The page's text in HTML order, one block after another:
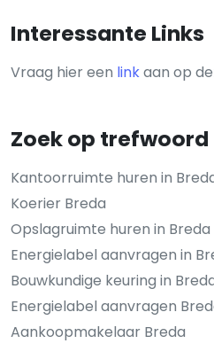
Interessante Links
Vraag hier een linkaan op
Zoek op trefwoord
Kantoorruimte huren in
Koerier Breda
Opslagruimte huren in Breda
Energielabel aanvragen in
Bouwkundige keuring in
Energielabel aanvragen
Aankoopmakelaar Breda